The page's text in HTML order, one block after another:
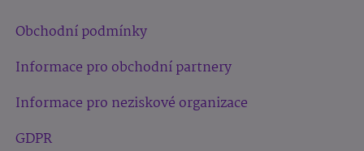
Obchodní podmínky
Informace pro obchodní partnery
Informace pro neziskové organizace
GDPR